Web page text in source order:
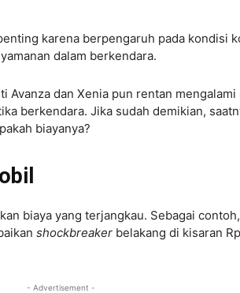
karena berpengaruh pada kondisi
dalam berkendara.
dan Xenia pun rentan mengalami
berkendara. Jika sudah demikian,
biayanya?
biaya yang terjangkau. Sebagai
shockbreaker belakang di kisaran
- Advertisement -